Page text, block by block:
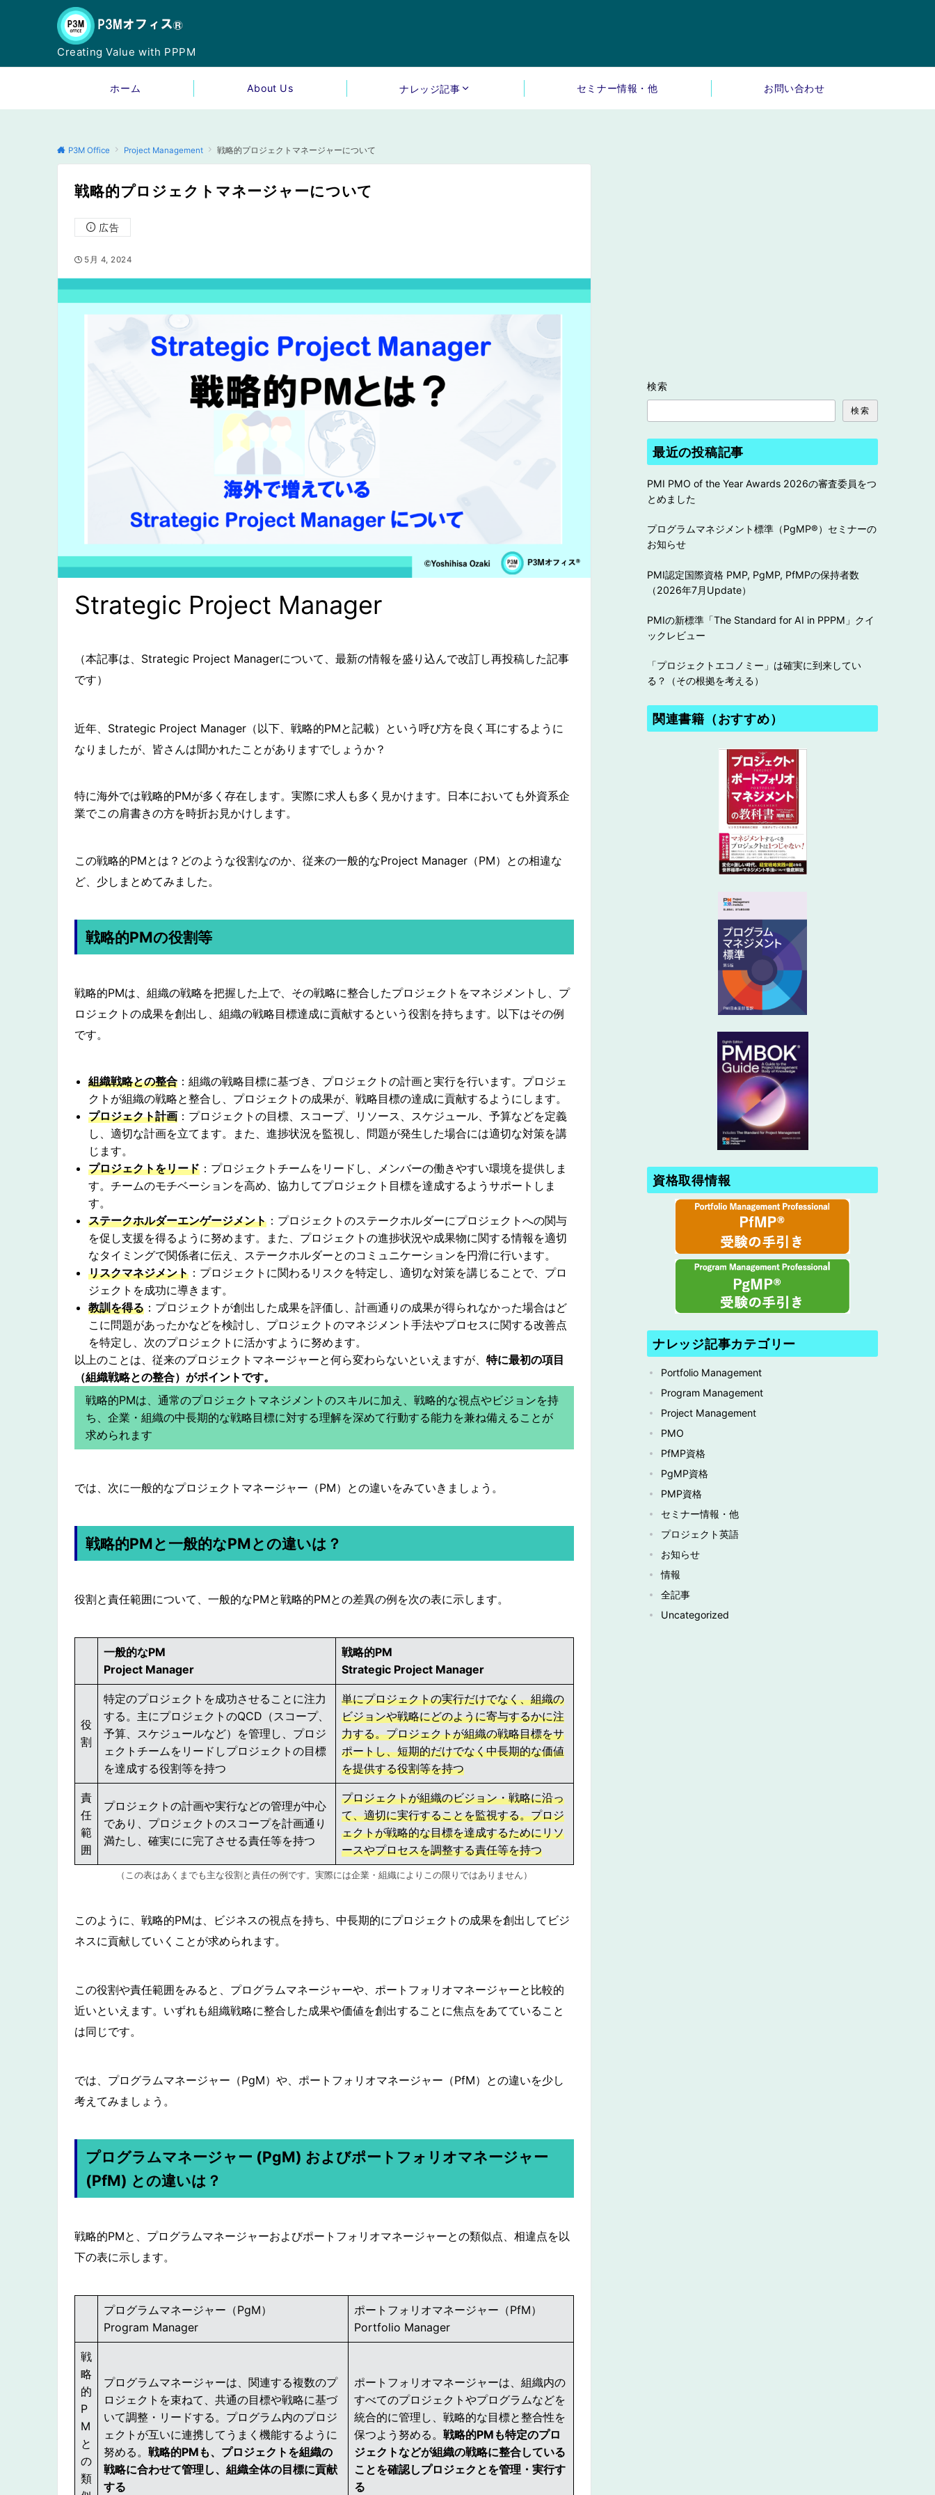
Creating Value with PPPM
ホーム About Us ナレッジ記事 セミナー情報・他 お問い合わせ
P3M Office Project Management 戦略的プロジェクトマネージャーについて
戦略的プロジェクトマネージャーについて
広告
5月 4, 2024
Strategic Project Manager
（本記事は、Strategic Project Managerについて、最新の情報を盛り込んで改訂し再投稿した記事
です）
近年、Strategic Project Manager（以下、戦略的PMと記載）という呼び方を良く耳にするように
なりましたが、皆さんは聞かれたことがありますでしょうか？
特に海外では戦略的PMが多く存在します。実際に求人も多く見かけます。日本においても外資系企
業でこの肩書きの方を時折お見かけします。
この戦略的PMとは？どのような役割なのか、従来の一般的なProject Manager（PM）との相違な
ど、少しまとめてみました。
戦略的PMの役割等
戦略的PMは、組織の戦略を把握した上で、その戦略に整合したプロジェクトをマネジメントし、プ
ロジェクトの成果を創出し、組織の戦略目標達成に貢献するという役割を持ちます。以下はその例
です。
組織戦略との整合 ： 組織の戦略目標に基づき、プロジェクトの計画と実行を行います。プロジェ
クトが組織の戦略と整合し、プロジェクトの成果が、戦略目標の達成に貢献するようにします。
プロジェクト計画 ：プロジェクトの目標、スコープ、リソース、スケジュール、予算などを定義
し、適切な計画を立てます。また、進捗状況を監視し、問題が発生した場合には適切な対策を講
じます。
プロジェクトをリード ：プロジェクトチームをリードし、メンバーの働きやすい環境を提供しま
す。チームのモチベーションを高め、協力してプロジェクト目標を達成するようサポートしま
す。
ステークホルダーエンゲージメント ：プロジェクトのステークホルダーにプロジェクトへの関与
を促し支援を得るように努めます。また、プロジェクトの進捗状況や成果物に関する情報を適切
なタイミングで関係者に伝え、ステークホルダーとのコミュニケーションを円滑に行います。
リスクマネジメント ：プロジェクトに関わるリスクを特定し、適切な対策を講じることで、プロ
ジェクトを成功に導きます。
教訓を得る ：プロジェクトが創出した成果を評価し、計画通りの成果が得られなかった場合はど
こに問題があったかなどを検討し、プロジェクトのマネジメント手法やプロセスに関する改善点
を特定し、次のプロジェクトに活かすように努めます。
以上のことは、従来のプロジェクトマネージャーと何ら変わらないといえますが、 特に最初の項目
（組織戦略との整合）がポイントです。
戦略的PMは、通常のプロジェクトマネジメントのスキルに加え、戦略的な視点やビジョンを持
ち、企業・組織の中長期的な戦略目標に対する理解を深めて行動する能力を兼ね備えることが
求められます
では、次に一般的なプロジェクトマネージャー（PM）との違いをみていきましょう。
戦略的PMと一般的なPMとの違いは？
役割と責任範囲について、一般的なPMと戦略的PMとの差異の例を次の表に示します。
一般的なPM
Project Manager
戦略的PM
Strategic Project Manager
役
割
特定のプロジェクトを成功させることに注力
する。主にプロジェクトのQCD（スコープ、
予算、スケジュールなど）を管理し、プロジ
ェクトチームをリードしプロジェクトの目標
を達成する役割等を持つ
単にプロジェクトの実行だけでなく、組織の
ビジョンや戦略にどのように寄与するかに注
力する。プロジェクトが組織の戦略目標をサ
ポートし、短期的だけでなく中長期的な価値
を提供する役割等を持つ
責
任
範
囲
プロジェクトの計画や実行などの管理が中心
であり、プロジェクトのスコープを計画通り
満たし、確実にに完了させる責任等を持つ
プロジェクトが組織のビジョン・戦略に沿っ
て、適切に実行することを監視する。プロジ
ェクトが戦略的な目標を達成するためにリソ
ースやプロセスを調整する責任等を持つ
（この表はあくまでも主な役割と責任の例です。実際には企業・組織によりこの限りではありません）
このように、戦略的PMは、ビジネスの視点を持ち、中長期的にプロジェクトの成果を創出してビジ
ネスに貢献していくことが求められます。
この役割や責任範囲をみると、プログラムマネージャーや、ポートフォリオマネージャーと比較的
近いといえます。いずれも組織戦略に整合した成果や価値を創出することに焦点をあてていること
は同じです。
では、プログラムマネージャー（PgM）や、ポートフォリオマネージャー（PfM）との違いを少し
考えてみましょう。
プログラムマネージャー (PgM) およびポートフォリオマネージャー
(PfM) との違いは？
戦略的PMと、プログラムマネージャーおよびポートフォリオマネージャーとの類似点、相違点を以
下の表に示します。
プログラムマネージャー（PgM）
Program Manager
ポートフォリオマネージャー（PfM）
Portfolio Manager
戦
略
的
P
M
と
の
類
プログラムマネージャーは、関連する複数のプ
ロジェクトを束ねて、共通の目標や戦略に基づ
いて調整・リードする。プログラム内のプロジ
ェクトが互いに連携してうまく機能するように
努める。 戦略的PMも、プロジェクトを組織の
戦略に合わせて管理し、組織全体の目標に貢献
する
ポートフォリオマネージャーは、組織内の
すべてのプロジェクトやプログラムなどを
統合的に管理し、戦略的な目標と整合性を
保つよう努める。 戦略的PMも特定のプロ
ジェクトなどが組織の戦略に整合している
ことを確認しプロジェクとを管理・実行す
る
検索
検索
最近の投稿記事
PMI PMO of the Year Awards 2026の審査委員をつ
とめました
プログラムマネジメント標準（PgMP®︎）セミナーの
お知らせ
PMI認定国際資格 PMP, PgMP, PfMPの保持者数
（2026年7月Update）
PMIの新標準「The Standard for AI in PPPM」クイ
ックレビュー
「プロジェクトエコノミー」は確実に到来してい
る？（その根拠を考える）
関連書籍（おすすめ）
資格取得情報
ナレッジ記事カテゴリー
Portfolio Management
Program Management
Project Management
PMO
PfMP資格
PgMP資格
PMP資格
セミナー情報・他
プロジェクト英語
お知らせ
情報
全記事
Uncategorized